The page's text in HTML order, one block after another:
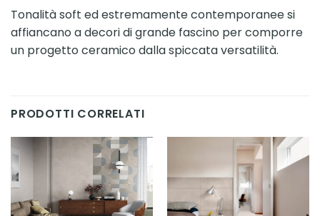
Tonalità soft ed estremamente contemporanee si
affiancano a decori di grande fascino per comporre
un progetto ceramico dalla spiccata versatilità.
PRODOTTI CORRELATI